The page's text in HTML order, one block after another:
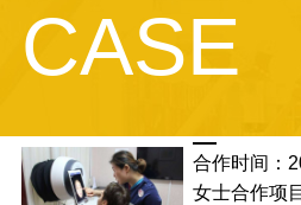
CASE
合作时间：
女士合作项